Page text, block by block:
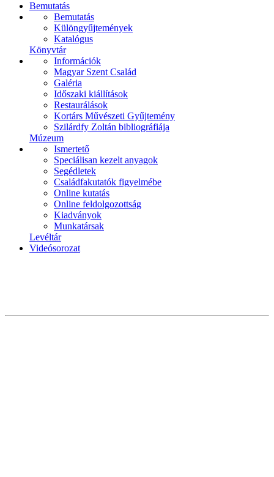
Bemutatás
Bemutatás
Különgyűjtemények
Katalógus
Könyvtár
Információk
Magyar Szent Család
Galéria
Időszaki kiállítások
Restaurálások
Kortárs Művészeti Gyűjtemény
Szilárdfy Zoltán bibliográfiája
Múzeum
Ismertető
Speciálisan kezelt anyagok
Segédletek
Családfakutatók figyelmébe
Online kutatás
Online feldolgozottság
Kiadványok
Munkatársak
Levéltár
Videósorozat